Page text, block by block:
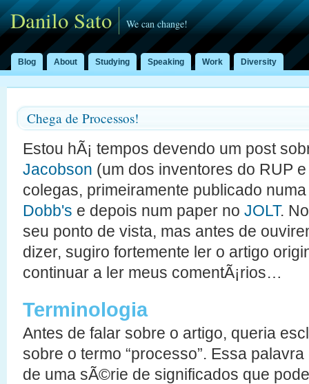
Danilo Sato We can change!
Blog About Studying Speaking Work Diversity
Chega de Processos!
Estou hÃ¡ tempos devendo um post
Jacobson (um dos inventores do RUP
colegas, primeiramente publicado
Dobb's e depois num paper no JOLT.
seu ponto de vista, mas antes de
dizer, sugiro fortemente ler o artigo
continuar a ler meus comentÃ¡rios…
Terminologia
Antes de falar sobre o artigo, queria
sobre o termo “processo”. Essa
de uma sÃ©rie de significados que